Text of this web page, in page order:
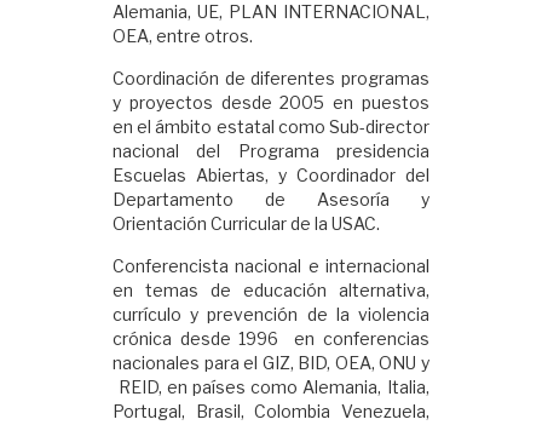
Alemania, UE, PLAN INTERNACIONAL,
OEA, entre otros.
Coordinación de diferentes programas
y proyectos desde 2005 en puestos
en el ámbito estatal como Sub-director
nacional del Programa presidencia
Escuelas Abiertas, y Coordinador del
Departamento de Asesoría y
Orientación Curricular de la USAC.
Conferencista nacional e internacional
en temas de educación alternativa,
currículo y prevención de la violencia
crónica desde 1996 en conferencias
nacionales para el GIZ, BID, OEA, ONU y
REID, en países como Alemania, Italia,
Portugal, Brasil, Colombia Venezuela,